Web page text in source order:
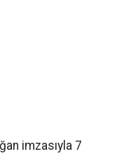
imzasıyla 7